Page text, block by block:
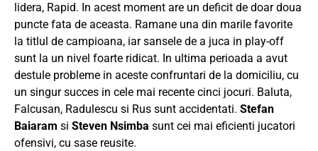
lidera, Rapid. In acest moment are un deficit de doar doua
puncte fata de aceasta. Ramane una din marile favorite
la titlul de campioana, iar sansele de a juca in play-off
sunt la un nivel foarte ridicat. In ultima perioada a avut
destule probleme in aceste confruntari de la domiciliu, cu
un singur succes in cele mai recente cinci jocuri. Baluta,
Falcusan, Radulescu si Rus sunt accidentati. Stefan
Baiaram si Steven Nsimba sunt cei mai eficienti jucatori
ofensivi, cu sase reusite.